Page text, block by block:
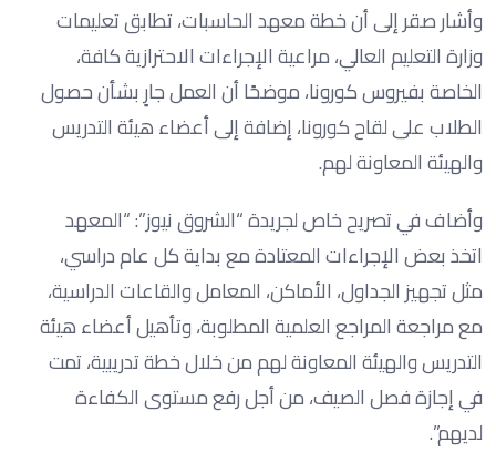
وأشار صقر إلى أن خطة معهد الحاسبات، تطابق تعليمات
وزارة التعليم العالي، مراعية الإجراءات الاحترازية كافة،
الخاصة بفيروس كورونا، موضحًا أن العمل جارٍ بشأن حصول
الطلاب على لقاح كورونا، إضافة إلى أعضاء هيئة التدريس
والهيئة المعاونة لهم.
وأضاف في تصريح خاص لجريدة “الشروق نيوز”: “المعهد
اتخذ بعض الإجراءات المعتادة مع بداية كل عام دراسي،
مثل تجهيز الجداول، الأماكن، المعامل والقاعات الدراسية،
مع مراجعة المراجع العلمية المطلوبة، وتأهيل أعضاء هيئة
التدريس والهيئة المعاونة لهم من خلال خطة تدريبية، تمت
في إجازة فصل الصيف، من أجل رفع مستوى الكفاءة
لديهم”.